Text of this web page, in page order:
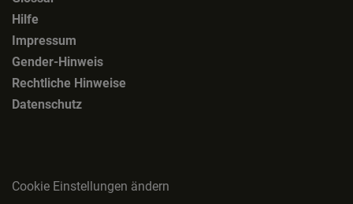
Hilfe
Impressum
Gender-Hinweis
Rechtliche Hinweise
Datenschutz
Cookie Einstellungen ändern